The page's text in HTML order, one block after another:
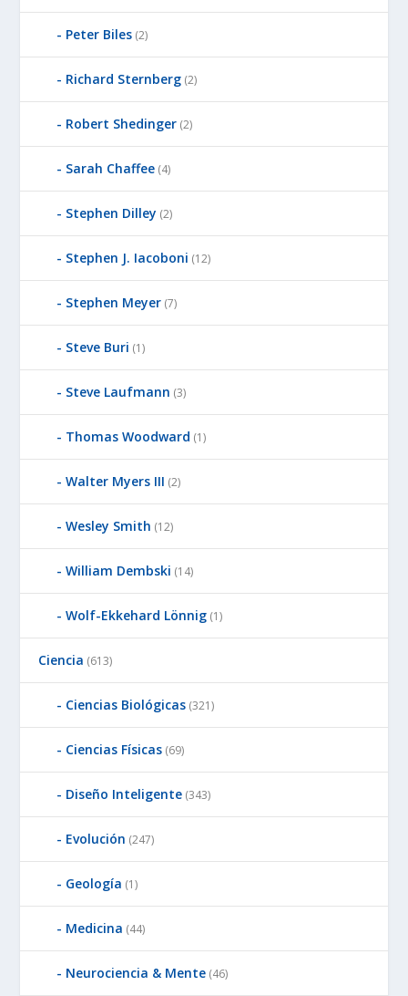
Peter Biles (2)
Richard Sternberg (2)
Robert Shedinger (2)
Sarah Chaffee (4)
Stephen Dilley (2)
Stephen J. Iacoboni (12)
Stephen Meyer (7)
Steve Buri (1)
Steve Laufmann (3)
Thomas Woodward (1)
Walter Myers III (2)
Wesley Smith (12)
William Dembski (14)
Wolf-Ekkehard Lönnig (1)
Ciencia (613)
Ciencias Biológicas (321)
Ciencias Físicas (69)
Diseño Inteligente (343)
Evolución (247)
Geología (1)
Medicina (44)
Neurociencia & Mente (46)